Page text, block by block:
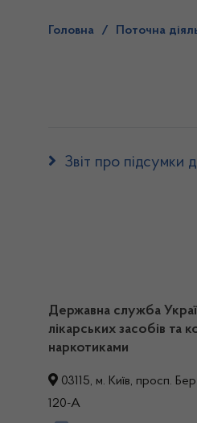
Головна / Поточна
Звіт про підсумки
Державна служба
лікарських засобів та
наркотиками
03115, м. Київ, просп.
120-А